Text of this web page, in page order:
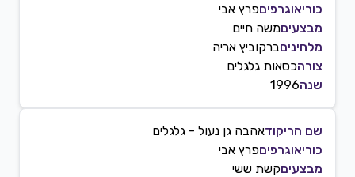
כוריאוגרפיםפרץ אבי
מבצעיםמשה חיים
מלחיניםברקוביץ אריה
צורהכסאות גלגלים
שנה1996
שם הריקודאהבה גן נעול - גלגלים
כוריאוגרפיםפרץ אבי
מבצעיםקשת ששי